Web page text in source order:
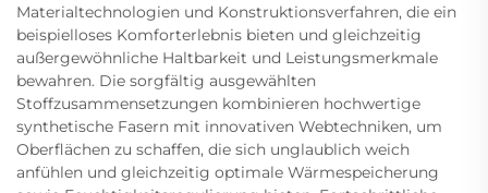
Materialtechnologien und Konstruktionsverfahren, die ein
beispielloses Komforterlebnis bieten und gleichzeitig
außergewöhnliche Haltbarkeit und Leistungsmerkmale
bewahren. Die sorgfältig ausgewählten
Stoffzusammensetzungen kombinieren hochwertige
synthetische Fasern mit innovativen Webtechniken, um
Oberflächen zu schaffen, die sich unglaublich weich
anfühlen und gleichzeitig optimale Wärmespeicherung